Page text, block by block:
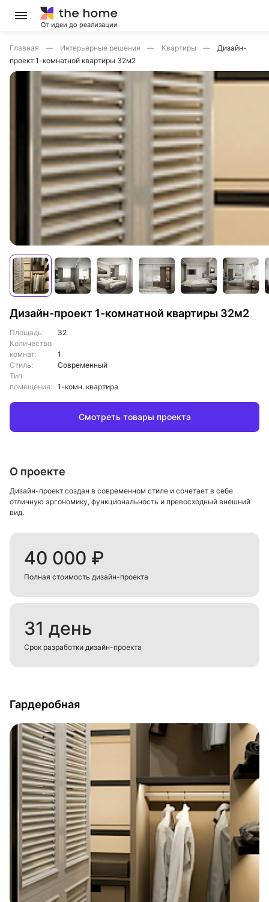
От идеи до реализации
Главная Интерьерные решения Квартиры
Дизайн-
проект 1-комнатной квартиры 32м2
Дизайн-проект 1-комнатной квартиры 32м2
Площадь:
32
Количество
комнат:
1
Стиль:
Современный
Тип
помещения: 1-комн. квартира
Смотреть товары проекта
О проекте
Дизайн-проект создан в современном стиле и сочетает в себе
отличную эргономику, функциональность и превосходный внешний
вид.
40 000 ₽
Полная стоимость дизайн-проекта
31 день
Срок разработки дизайн-проекта
Гардеробная